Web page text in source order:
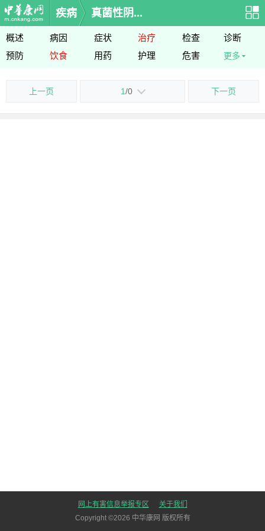
疾病 真菌性阴...
概述 病因 症状 治疗 检查
诊断
预防
饮食 用药 护理 危害 更多
上一页 1/0 下一页
网上有害信息举报专区
关于我们
Copyright ©2026 中华康网 版权所有